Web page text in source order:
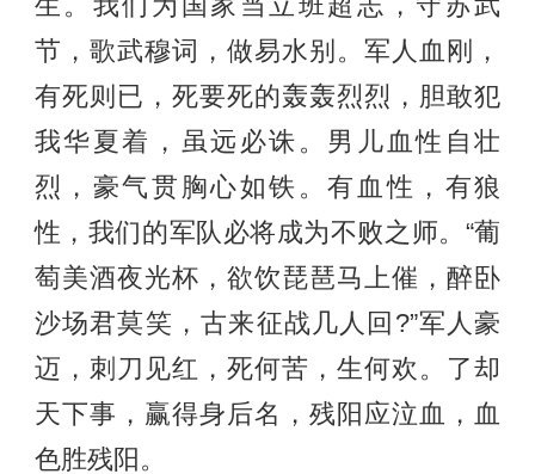
生。我们为国家当立班超志，守苏武
节，歌武穆词，做易水别。军人血刚，
有死则已，死要死的轰轰烈烈，胆敢犯
我华夏着，虽远必诛。男儿血性自壮
烈，豪气贯胸心如铁。有血性，有狼
性，我们的军队必将成为不败之师。“葡
萄美酒夜光杯，欲饮琵琶马上催，醉卧
沙场君莫笑，古来征战几人回?”军人豪
迈，刺刀见红，死何苦，生何欢。了却
天下事，赢得身后名，残阳应泣血，血
色胜残阳。